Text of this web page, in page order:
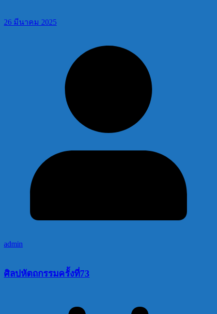
26 มีนาคม 2025
admin
ศิลปหัตถกรรมครั้งที่73